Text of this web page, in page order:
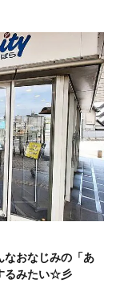
なおなじみの「あ
るみたい☆彡